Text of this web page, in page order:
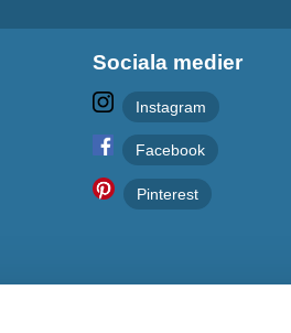
Sociala medier
Instagram
Facebook
Pinterest